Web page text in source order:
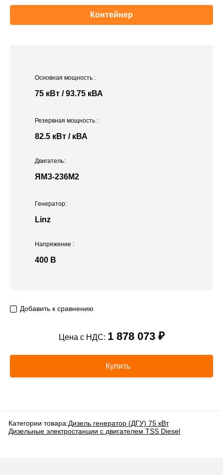
Контейнер
Основная мощность :
75 кВт / 93.75 кВА
Двигатель:
ЯМЗ-236М2
Напряжение :
400 В
Резервная мощность :
82.5 кВт / кВА
Генератор:
Linz
Добавить к сравнению
Цена с НДС: 1 878 073 ₽
Купить
Категории товара:Дизель генератор (ДГУ) 75 кВт
Дизельные электростанции с двигателем TSS Diesel